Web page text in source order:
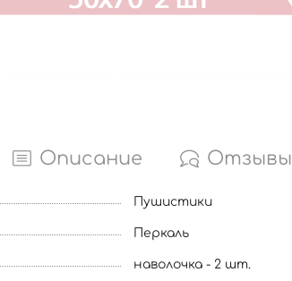
Описание Отзывы
Пушистики
Перкаль
наволочка - 2 шт.